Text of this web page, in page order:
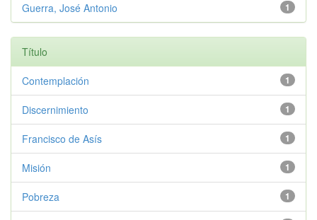
1
Guerra, José Antonio
Título
1
Contemplación
1
Discernimiento
1
Francisco de Asís
1
Misión
1
Pobreza